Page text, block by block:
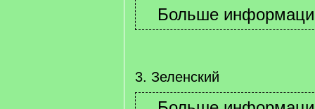
3. Зеленский